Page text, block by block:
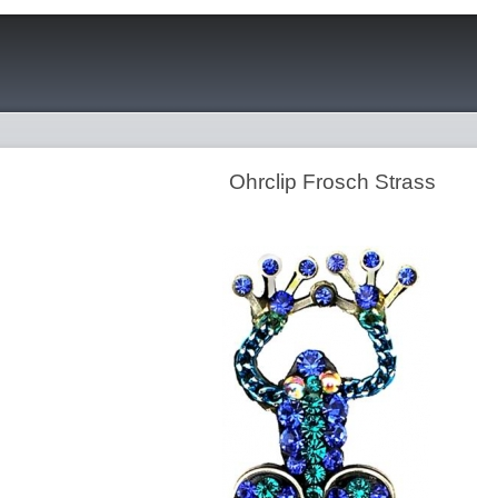
Ohrclip Frosch Strass